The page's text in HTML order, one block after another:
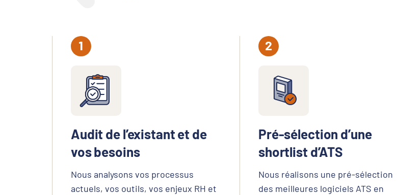
Audit de l’existant et de
vos besoins
Nous analysons vos processus
actuels, vos outils, vos enjeux RH et
Pré-sélection d’une
shortlist d’ATS
Nous réalisons une pré-sélection
des meilleures logiciels ATS en